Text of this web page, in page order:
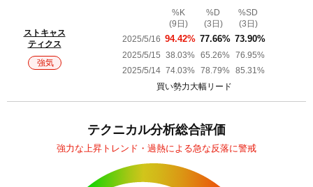
ストキャス
ティクス
強気
%K
(9日)
%D
(3日)
%SD
(3日)
2025/5/16 94.42% 77.66% 73.90%
2025/5/15 38.03% 65.26% 76.95%
2025/5/14 74.03% 78.79% 85.31%
買い勢力大幅リード
テクニカル分析総合評価
強力な上昇トレンド・過熱による急な反落に警戒